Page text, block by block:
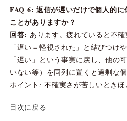
FAQ 6: 返信が遅いだけで個人的
ことがありますか？
回答: あります。疲れていると不確
「遅い＝軽視された」と結びつけ
「遅い」という事実に戻し、他の
いない等）を同列に置くと過剰な
ポイント: 不確実さが苦しいときほ
目次に戻る